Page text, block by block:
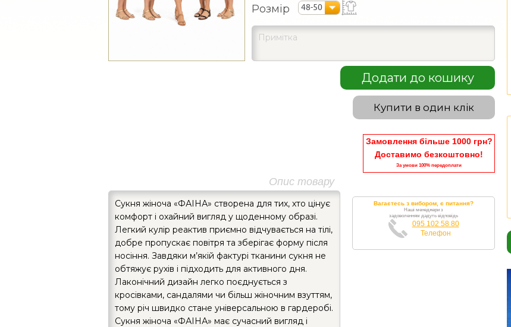
Розмір
48-50
Додати до кошику
Купити в один клік
Замовлення більше 1000 грн?
Доставимо безкоштовно!
За умови 100% передоплати
Опис товару
Сукня жіноча «ФАІНА» створена для тих, хто цінує
комфорт і охайний вигляд у щоденному образі.
Легкий кулір реактив приємно відчувається на тілі,
добре пропускає повітря та зберігає форму після
носіння. Завдяки м’якій фактурі тканини сукня не
обтяжує рухів і підходить для активного дня.
Лаконічний дизайн легко поєднується з
кросівками, сандалями чи більш жіночним взуттям,
тому річ швидко стане універсальною в гардеробі.
Сукня жіноча «ФАІНА» має сучасний вигляд і
Вагаєтесь з вибором, є питання?
Наші менеджери з
задоволенням дадуть відповідь
095 102 58 80
Телефон